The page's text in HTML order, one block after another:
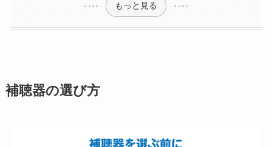
もっと見る
補聴器の選び方